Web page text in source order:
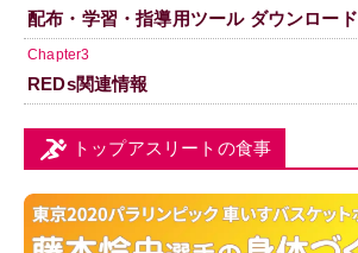
配布・学習・指導用ツール ダウンロード
Chapter3
REDs関連情報
トップアスリートの食事